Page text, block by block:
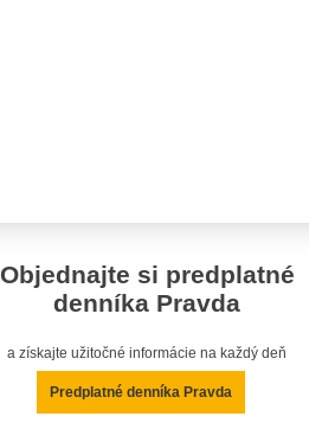
Objednajte si predplatné
denníka Pravda
a získajte užitočné informácie na každý deň
Predplatné denníka Pravda